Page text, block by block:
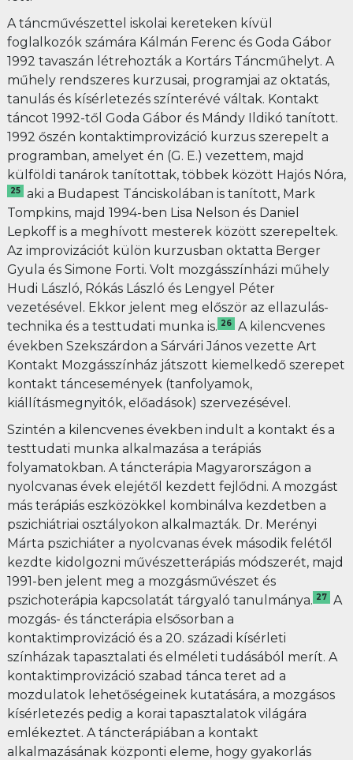
A táncművészettel iskolai kereteken kívül
foglalkozók számára Kálmán Ferenc és Goda Gábor
1992 tavaszán létrehozták a Kortárs Táncműhelyt. A
műhely rendszeres kurzusai, programjai az oktatás,
tanulás és kísérletezés színterévé váltak. Kontakt
táncot 1992-től Goda Gábor és Mándy Ildikó tanított.
1992 őszén kontaktimprovizáció kurzus szerepelt a
programban, amelyet én (G. E.) vezettem, majd
külföldi tanárok tanítottak, többek között Hajós Nóra,
25
aki a Budapest Tánciskolában is tanított, Mark
Tompkins, majd 1994-ben Lisa Nelson és Daniel
Lepkoff is a meghívott mesterek között szerepeltek.
Az improvizációt külön kurzusban oktatta Berger
Gyula és Simone Forti. Volt mozgásszínházi műhely
Hudi László, Rókás László és Lengyel Péter
vezetésével. Ekkor jelent meg először az ellazulás-
technika és a testtudati munka is. 26
A kilencvenes
években Szekszárdon a Sárvári János vezette Art
Kontakt Mozgásszínház játszott kiemelkedő szerepet
kontakt táncesemények (tanfolyamok,
kiállításmegnyitók, előadások) szervezésével.
Szintén a kilencvenes években indult a kontakt és a
testtudati munka alkalmazása a terápiás
folyamatokban. A táncterápia Magyarországon a
nyolcvanas évek elejétől kezdett fejlődni. A mozgást
más terápiás eszközökkel kombinálva kezdetben a
pszichiátriai osztályokon alkalmazták. Dr. Merényi
Márta pszichiáter a nyolcvanas évek második felétől
kezdte kidolgozni művészetterápiás módszerét, majd
1991-ben jelent meg a mozgásművészet és
pszichoterápia kapcsolatát tárgyaló tanulmánya. 27
A
mozgás- és táncterápia elsősorban a
kontaktimprovizáció és a 20. századi kísérleti
színházak tapasztalati és elméleti tudásából merít. A
kontaktimprovizáció szabad tánca teret ad a
mozdulatok lehetőségeinek kutatására, a mozgásos
kísérletezés pedig a korai tapasztalatok világára
emlékeztet. A táncterápiában a kontakt
alkalmazásának központi eleme, hogy gyakorlás